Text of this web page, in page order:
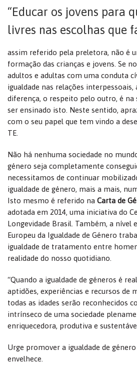
“Educar os jovens para
livres nas escolhas que
assim referido pela preletora, não é
formação das crianças e jovens. Se
adultos e adultas com uma conduta
igualdade nas relações interpessoais,
diferença, o respeito pelo outro, é na
ser ensinado isto. Neste sentido,
com o seu papel que tem vindo a
TE.
Não há nenhuma sociedade no
género seja completamente
necessitamos de continuar
igualdade de género, mais a mais,
Isto mesmo é referido na Carta de
adotada em 2014, uma iniciativa do
Longevidade Brasil. Também, a nível
Europeu da Igualdade de Género
igualdade de tratamento entre
realidade do nosso quotidiano.
“Quando a igualdade de géneros é
aptidões, experiências e recursos de
todas as idades serão reconhecidos
intrínseco de uma sociedade
enriquecedora, produtiva e
Urge promover a igualdade de
envelhece.